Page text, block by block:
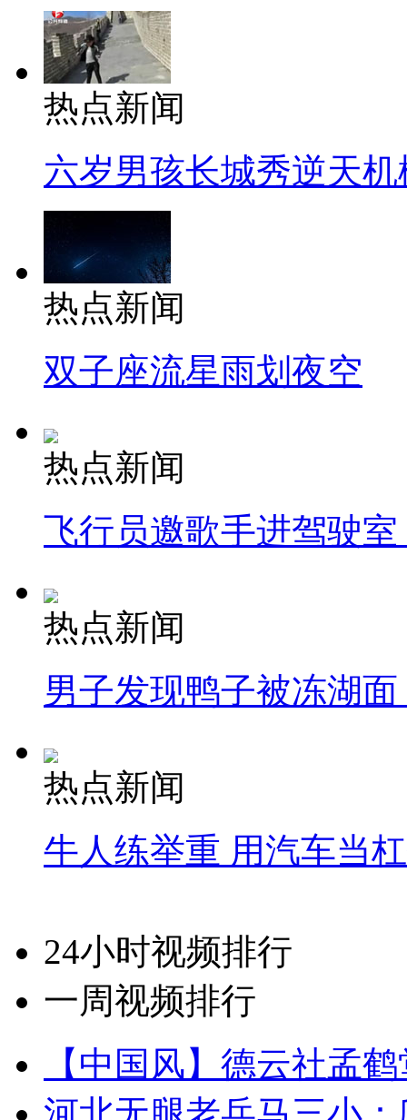
热点新闻
六岁男孩长城秀逆天机
热点新闻
双子座流星雨划夜空
热点新闻
飞行员邀歌手进驾驶
热点新闻
男子发现鸭子被冻湖
热点新闻
牛人练举重 用汽车当
24小时视频排行
一周视频排行
【中国风】德云社孟